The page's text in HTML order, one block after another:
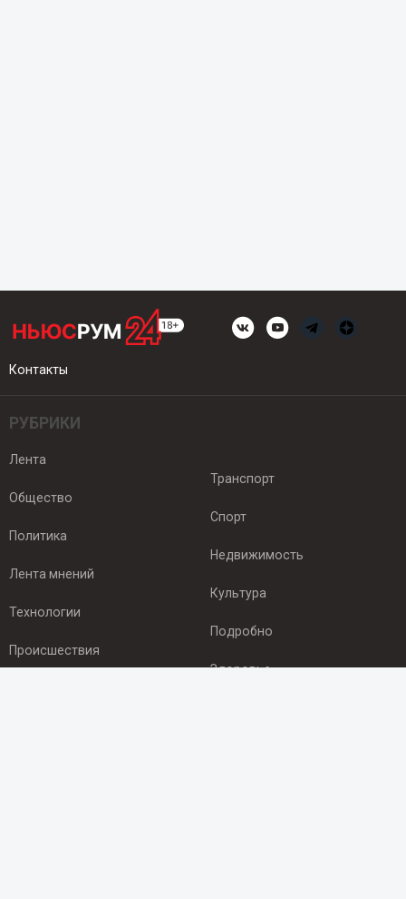
Контакты
РУБРИКИ
Лента
Общество
Политика
Лента мнений
Технологии
Происшествия
Транспорт
Спорт
Недвижимость
Культура
Подробно
Здоровье